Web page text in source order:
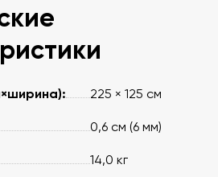
225 × 125 см
0,6 см (6 мм)
14,0 кг